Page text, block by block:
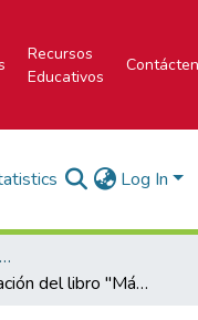
Recursos
Educativos
Log In
Portal de Revistas del Instituto Tecnológico de Costa Rica
Presentación del libro "Más allá del Parismina" de la escritora Carmen Naranjo